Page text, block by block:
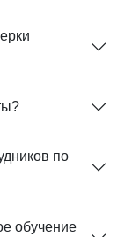
по
обучение